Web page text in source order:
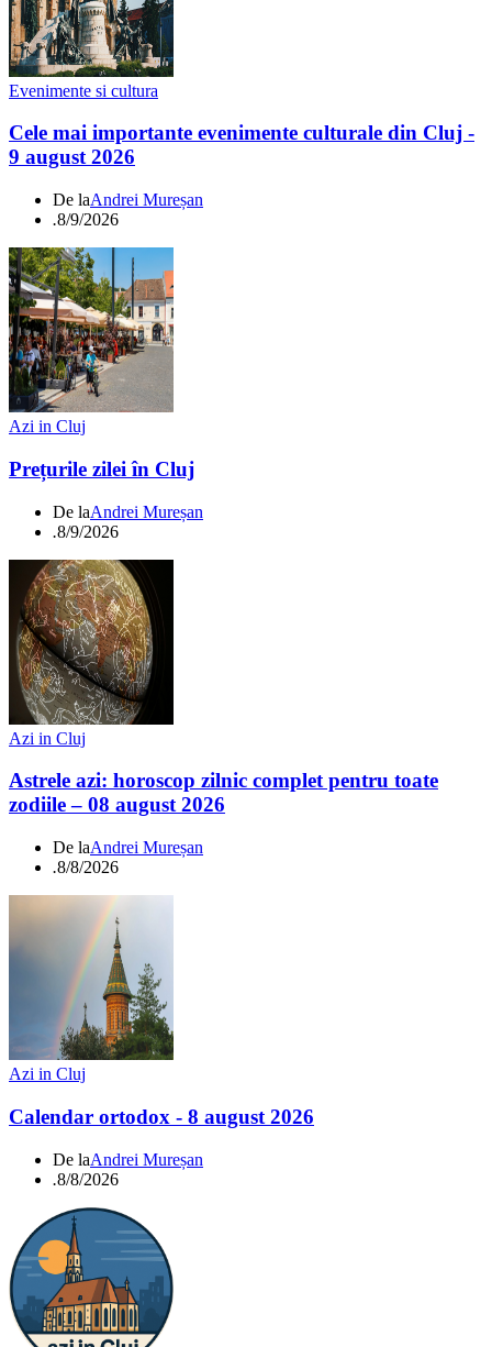
Evenimente si cultura
Cele mai importante evenimente culturale din Cluj -
9 august 2026
De laAndrei Mureșan
.8/9/2026
Azi in Cluj
Prețurile zilei în Cluj
De laAndrei Mureșan
.8/9/2026
Azi in Cluj
Astrele azi: horoscop zilnic complet pentru toate
zodiile – 08 august 2026
De laAndrei Mureșan
.8/8/2026
Azi in Cluj
Calendar ortodox - 8 august 2026
De laAndrei Mureșan
.8/8/2026